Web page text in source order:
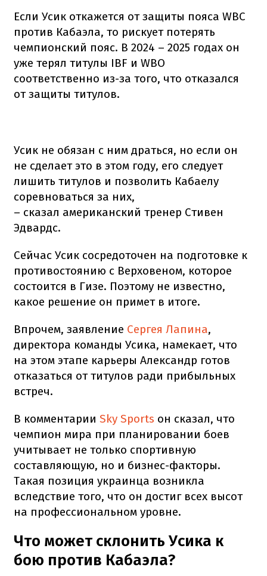
Если Усик откажется от защиты пояса WBC
против Кабаэла, то рискует потерять
чемпионский пояс. В 2024 – 2025 годах он
уже терял титулы IBF и WBO
соответственно из-за того, что отказался
от защиты титулов.
Усик не обязан с ним драться, но если он
не сделает это в этом году, его следует
лишить титулов и позволить Кабаелу
соревноваться за них,
– сказал американский тренер Стивен
Эдвардс.
Сейчас Усик сосредоточен на подготовке к
противостоянию с Верховеном, которое
состоится в Гизе. Поэтому не известно,
какое решение он примет в итоге.
Впрочем, заявление Сергея Лапина,
директора команды Усика, намекает, что
на этом этапе карьеры Александр готов
отказаться от титулов ради прибыльных
встреч.
В комментарии Sky Sports он сказал, что
чемпион мира при планировании боев
учитывает не только спортивную
составляющую, но и бизнес-факторы.
Такая позиция украинца возникла
вследствие того, что он достиг всех высот
на профессиональном уровне.
Что может склонить Усика к
бою против Кабаэла?